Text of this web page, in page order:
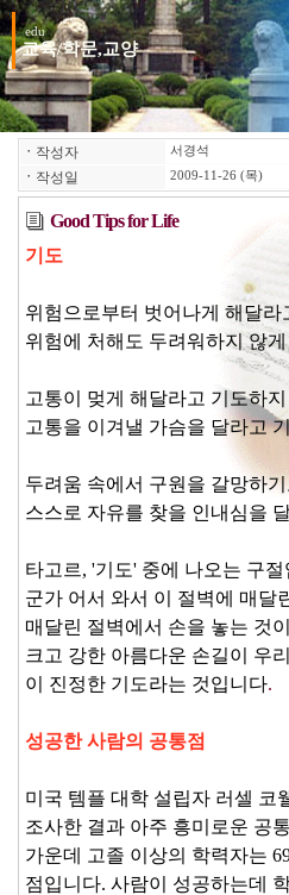
edu
교육/학문,교양
ㆍ 작성자 서경석
ㆍ 작성일 2009-11-26 (목)
Good Tips for Life
기도
위험으로부터 벗어나게 해달라
위험에 처해도 두려워하지 않
고통이 멎게 해달라고 기도하
고통을 이겨낼 가슴을 달라고
두려움 속에서 구원을 갈망하
스스로 자유를 찾을 인내심을
타고르, '기도' 중에 나오는 구
군가 어서 와서 이 절벽에 매달
매달린 절벽에서 손을 놓는 것
크고 강한 아름다운 손길이 우
이 진정한 기도라는 것입니다.
성공한 사람의 공통점
미국 템플 대학 설립자 러셀 코
조사한 결과 아주 흥미로운 공
가운데 고졸 이상의 학력자는
점입니다. 사람이 성공하는데